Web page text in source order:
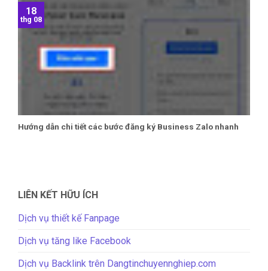
Hướng dẫn chi tiết các bước đăng ký Business Zalo nhanh
18
thg 08
LIÊN KẾT HỮU ÍCH
Dịch vụ thiết kế Fanpage
Dịch vụ tăng like Facebook
Dịch vụ Backlink trên Dangtinchuyennghiep.com